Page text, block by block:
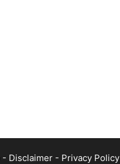
- Disclaimer - Privacy Policy